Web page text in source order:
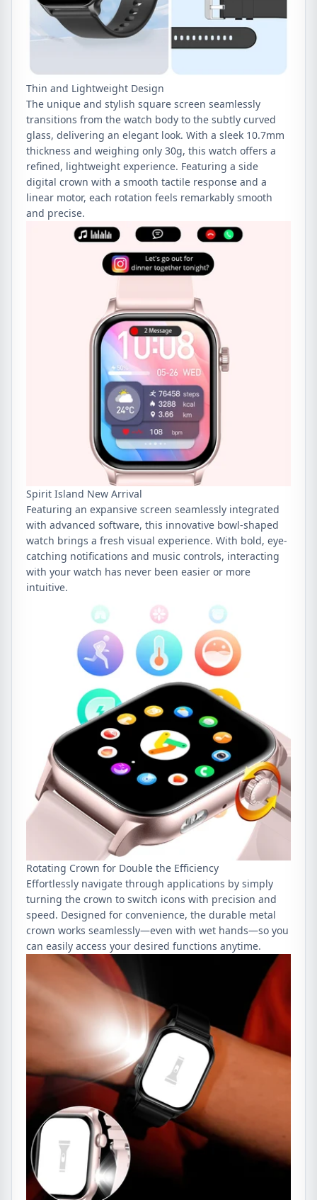
Thin and Lightweight Design
The unique and stylish square screen seamlessly
transitions from the watch body to the subtly curved
glass, delivering an elegant look. With a sleek 10.7mm
thickness and weighing only 30g, this watch offers a
refined, lightweight experience. Featuring a side
digital crown with a smooth tactile response and a
linear motor, each rotation feels remarkably smooth
and precise.
Spirit Island New Arrival
Featuring an expansive screen seamlessly integrated
with advanced software, this innovative bowl-shaped
watch brings a fresh visual experience. With bold, eye-
catching notifications and music controls, interacting
with your watch has never been easier or more
intuitive.
Rotating Crown for Double the Efficiency
Effortlessly navigate through applications by simply
turning the crown to switch icons with precision and
speed. Designed for convenience, the durable metal
crown works seamlessly—even with wet hands—so you
can easily access your desired functions anytime.